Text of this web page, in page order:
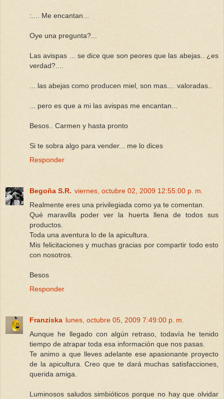
:.... Me encantan...
Oye una pregunta?...
Las avispas ... se dice que son peores que las abejas.. ¿es
verdad?....
... las abejas como producen miel, son mas.... valoradas..
... pero es que a mi las avispas me encantan...
Besos.. Carmen y hasta pronto
Si te sobra algo para vender... me lo dices
Responder
Begoña S.R. viernes, octubre 02, 2009 12:55:00 p. m.
Realmente eres una privilegiada como ya te comentan.
Qué maravilla poder ver la huerta llena de todos sus
productos.
Toda una aventura lo de la apicultura.
Mis felicitaciones y muchas gracias por compartir todo esto
con nosotros.
Besos
Responder
Franziska lunes, octubre 05, 2009 7:49:00 p. m.
Aunque he llegado con algún retraso, todavía he tenido
tiempo de atrapar toda esa información que nos pasas.
Te animo a que lleves adelante ese apasionante proyecto
de la apicultura. Creo que te dará muchas satisfacciones,
querida amiga.
Luminosos saludos simbióticos porque no hay que olvidar